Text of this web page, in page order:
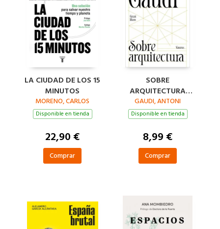
LA CIUDAD DE LOS 15
MINUTOS
MORENO, CARLOS
Disponible en tienda
22,90 €
Comprar
SOBRE
ARQUITECTURA
(SERIE GREAT IDEAS)
GAUDI, ANTONI
Disponible en tienda
8,99 €
Comprar